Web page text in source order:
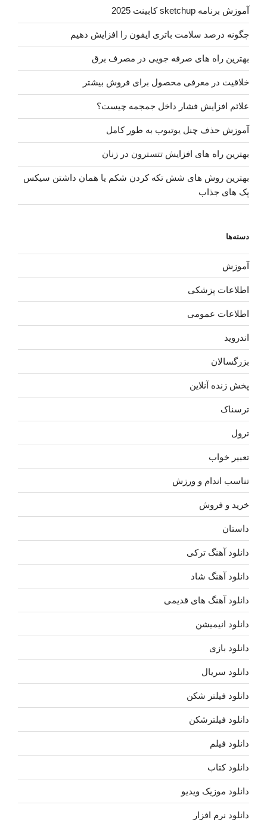
آموزش برنامه sketchup کابینت 2025
چگونه درصد سلامت باتری ایفون را افزایش دهیم
بهترین راه های صرفه جویی در مصرف برق
خلاقیت در معرفی محصول برای فروش بیشتر
علائم افزایش فشار داخل جمجمه چیست؟
آموزش حذف چنل یوتیوب به طور کامل
بهترین راه های افزایش تتسترون در زنان
بهترین روش های شش تکه کردن شکم یا همان داشتن سیکس
پک های جذاب
دسته‌ها
آموزش
اطلاعات پزشکی
اطلاعات عمومی
اندروید
بزرگسالان
پخش زنده آنلاین
ترسناک
ترول
تعبیر خواب
تناسب اندام و ورزش
خرید و فروش
داستان
دانلود آهنگ ترکی
دانلود آهنگ شاد
دانلود آهنگ های قدیمی
دانلود انیمیشن
دانلود بازی
دانلود سریال
دانلود فیلتر شکن
دانلود فیلترشکن
دانلود فیلم
دانلود کتاب
دانلود موزیک ویدیو
دانلود نرم افزار